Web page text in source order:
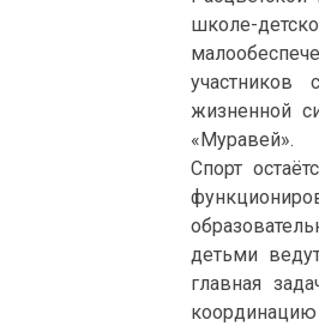
школе-
участников
жизненной
«Муравей».
Спорт
детьми
главная